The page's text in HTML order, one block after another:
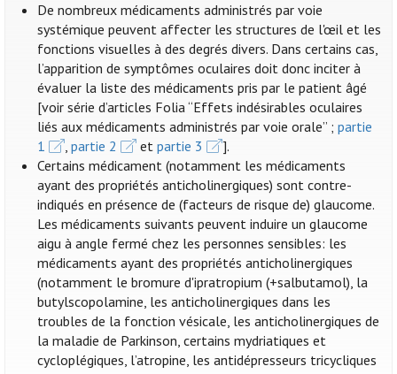
De nombreux médicaments administrés par voie
systémique peuvent affecter les structures de l'œil et les
fonctions visuelles à des degrés divers. Dans certains cas,
l’apparition de symptômes oculaires doit donc inciter à
évaluer la liste des médicaments pris par le patient âgé
[voir série d’articles Folia “Effets indésirables oculaires
liés aux médicaments administrés par voie orale” ;partie
1
,partie 2 etpartie 3
].
Certains médicament (notamment les médicaments
ayant des propriétés anticholinergiques) sont contre-
indiqués en présence de (facteurs de risque de) glaucome.
Les médicaments suivants peuvent induire un glaucome
aigu à angle fermé chez les personnes sensibles: les
médicaments ayant des propriétés anticholinergiques
(notamment le bromure d'ipratropium (+salbutamol), la
butylscopolamine, les anticholinergiques dans les
troubles de la fonction vésicale, les anticholinergiques de
la maladie de Parkinson, certains mydriatiques et
cycloplégiques, l’atropine, les antidépresseurs tricycliques